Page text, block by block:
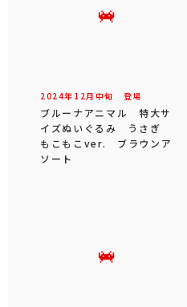
2024年 12 月 中旬 登場
ブルーナアニマル 特大サ
イズぬいぐるみ うさぎ
もこもこver. ブラウンア
ソート